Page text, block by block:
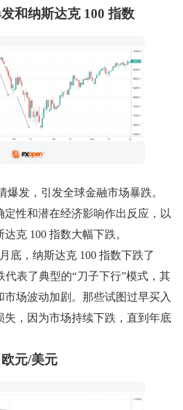
和纳斯达克 100 指数
爆发，引发全球金融市场暴跌。
定性和潜在经济影响作出反应，以
克 100 指数大幅下跌。
底，纳斯达克 100 指数下跌了
代表了典型的“刀子下行”模式，其
场波动加剧。那些试图过早买入
失，因为市场持续下跌，直到年底
元/美元